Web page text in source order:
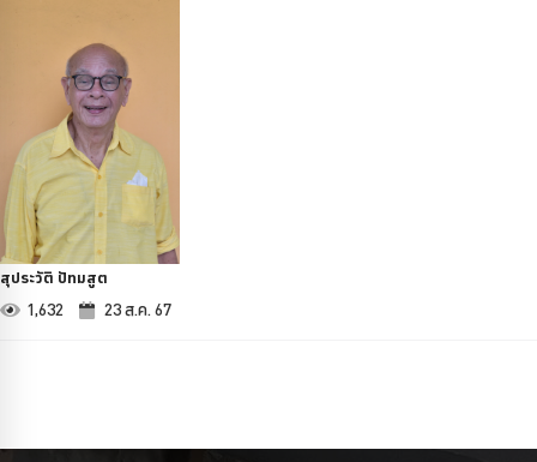
สุประวัติ ปัทมสูต
1,632 23 ส.ค. 67